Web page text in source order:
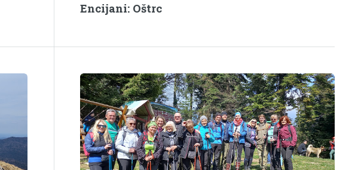
Encijani: Oštrc